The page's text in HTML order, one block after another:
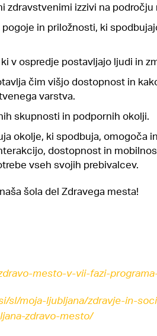
zdravstvenimi izzivi na
in priložnosti, ki
v ospredje postavljajo ljudi in
čim višjo dostopnost in
varstva.
skupnosti in podpornih okolji.
okolje, ki spodbuja, omogoča
dostopnost in
vseh svojih prebivalcev.
šola del Zdravega mesta!
mesto-v-vii-fazi-
sl/moja-ljubljana/zdravje-in-
zdravo-mesto/